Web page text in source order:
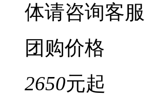
体请咨询客服
团购价格
2650元起